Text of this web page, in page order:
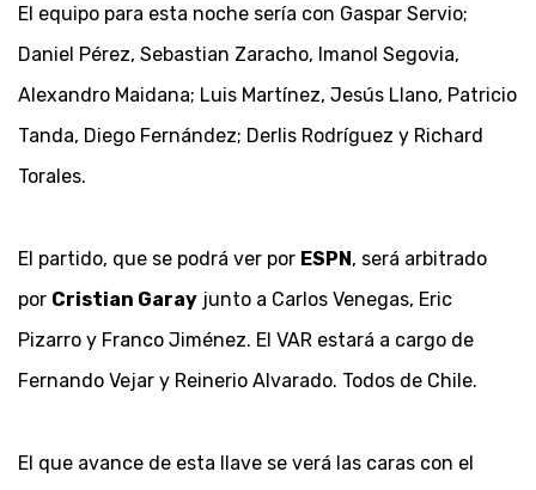
El equipo para esta noche sería con Gaspar Servio;
Daniel Pérez, Sebastian Zaracho, Imanol Segovia,
Alexandro Maidana; Luis Martínez, Jesús Llano, Patricio
Tanda, Diego Fernández; Derlis Rodríguez y Richard
Torales.
El partido, que se podrá ver por ESPN, será arbitrado
por Cristian Garay junto a Carlos Venegas, Eric
Pizarro y Franco Jiménez. El VAR estará a cargo de
Fernando Vejar y Reinerio Alvarado. Todos de Chile.
El que avance de esta llave se verá las caras con el